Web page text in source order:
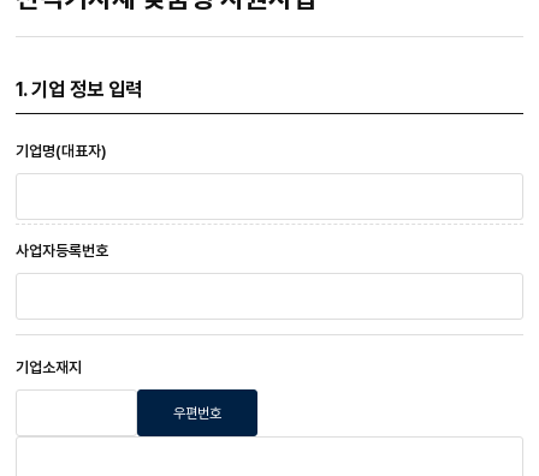
1. 기업 정보 입력
기업명(대표자)
사업자등록번호
기업소재지
우편번호